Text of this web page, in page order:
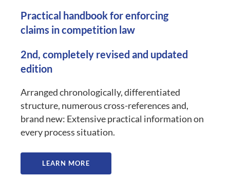
Practical handbook for enforcing
claims in competition law
2nd, completely revised and updated
edition
Arranged chronologically, differentiated
structure, numerous cross-references and,
brand new: Extensive practical information on
every process situation.
LEARN MORE